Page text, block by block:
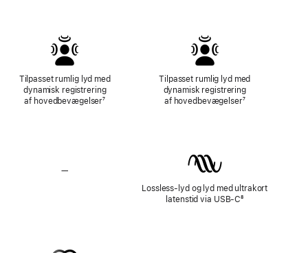
Tilpasset rumlig lyd med
dynamisk registrering
af hovedbevægelserFodnote
⁷
—
Tilpasset rumlig lyd med
dynamisk registrering
af hovedbevægelserFodnote
⁷
Lossless-lyd og lyd med ultrakort
latenstid via USB-CFodnote
⁸